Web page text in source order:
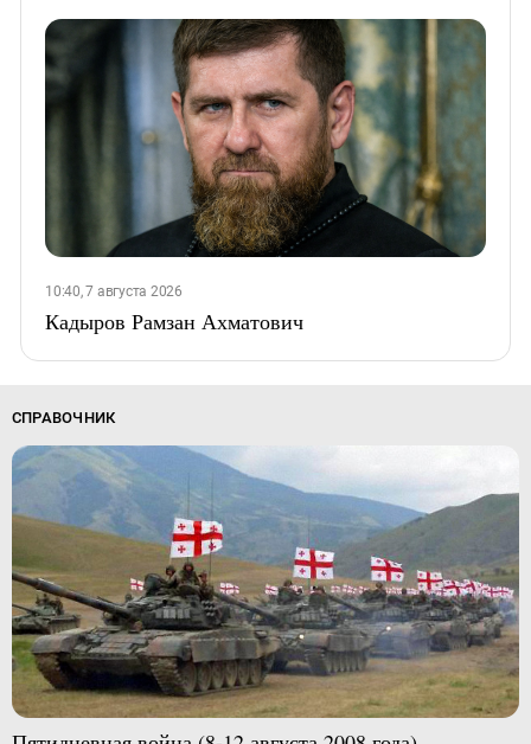
10:40, 7 августа 2026
Кадыров Рамзан Ахматович
СПРАВОЧНИК